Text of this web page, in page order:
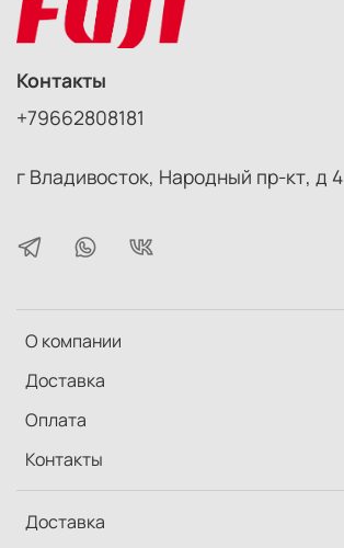
О компании
Доставка
Оплата
Контакты
Доставка
Контакты
+79662808181
г Владивосток, Народный пр-кт, д 4